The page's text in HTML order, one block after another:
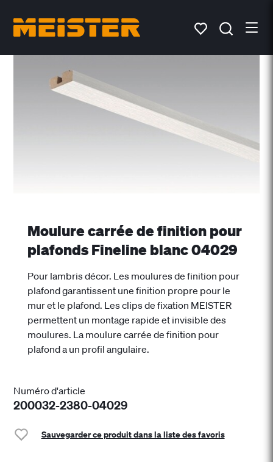
Moulure carrée de finition pour
plafonds Fineline blanc 04029
Pour lambris décor. Les moulures de finition pour
plafond garantissent une finition propre pour le
mur et le plafond. Les clips de fixation MEISTER
permettent un montage rapide et invisible des
moulures. La moulure carrée de finition pour
plafond a un profil angulaire.
Numéro d'article
200032-2380-04029
Sauvegarder ce produit dans la liste des favoris